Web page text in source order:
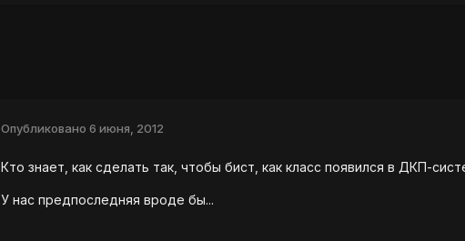
Опубликовано 6 июня, 2012
Кто знает, как сделать так, чтобы бист, как класс появился в ДКП-
У нас предпоследняя вроде бы...